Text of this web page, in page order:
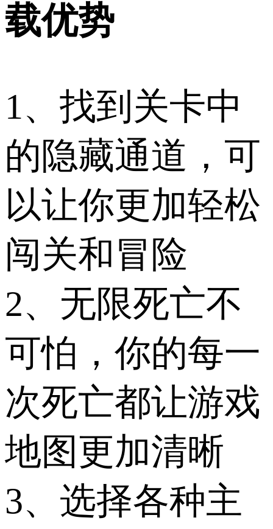
载优势
1、找到关卡中
的隐藏通道，可
以让你更加轻松
闯关和冒险
2、无限死亡不
可怕，你的每一
次死亡都让游戏
地图更加清晰
3、选择各种主